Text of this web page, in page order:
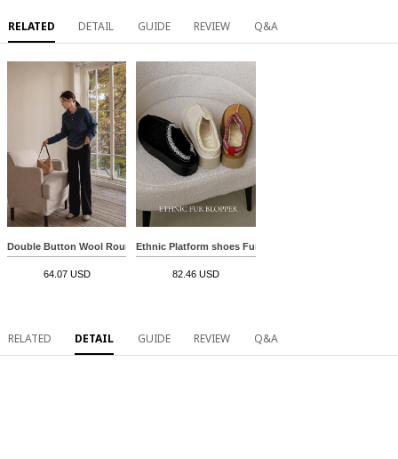
RELATED DETAIL GUIDE REVIEW Q&A
Double Button Wool Round Knitwear
64.07 USD
Ethnic Platform shoes Fur Blopper
82.46 USD
RELATED DETAIL GUIDE REVIEW Q&A